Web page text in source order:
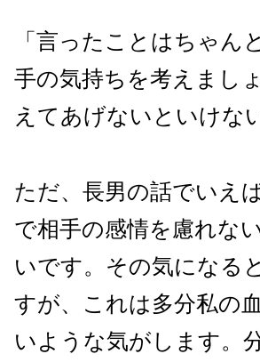
「言ったことはちゃん
手の気持ちを考えまし
えてあげないといけな
ただ、長男の話でいえ
で相手の感情を慮れな
いです。その気になる
すが、これは多分私の
いような気がします。